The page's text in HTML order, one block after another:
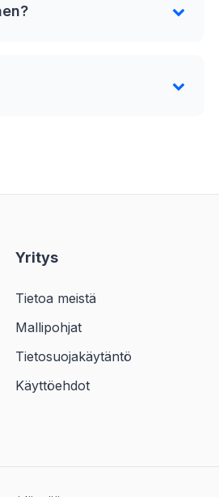
Yritys
Tietoa meistä
Mallipohjat
Tietosuojakäytäntö
Käyttöehdot